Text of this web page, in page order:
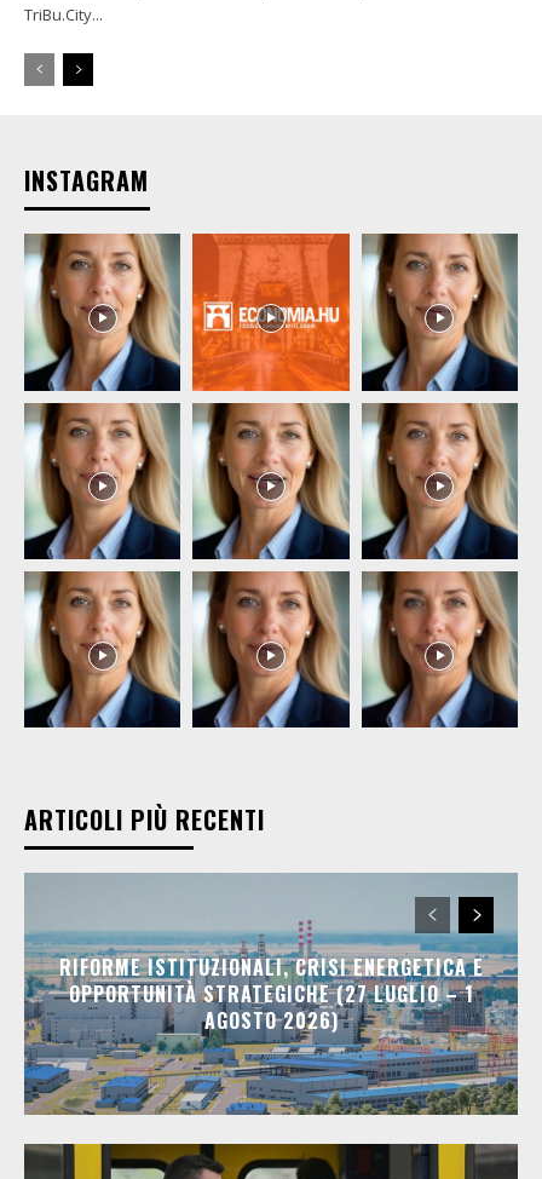
TriBu.City...
INSTAGRAM
ARTICOLI PIÙ RECENTI
RIFORME ISTITUZIONALI, CRISI ENERGETICA E
OPPORTUNITÀ STRATEGICHE (27 LUGLIO – 1
AGOSTO 2026)